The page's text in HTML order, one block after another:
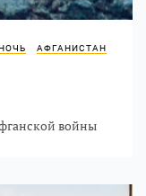
АФГАНИСТАН
войны